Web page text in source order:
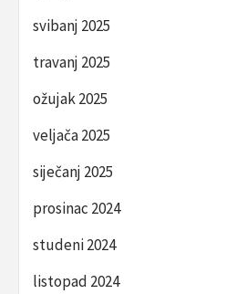
svibanj 2025
travanj 2025
ožujak 2025
veljača 2025
siječanj 2025
prosinac 2024
studeni 2024
listopad 2024